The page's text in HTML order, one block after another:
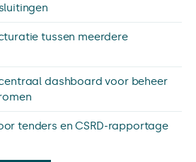
tussen meerdere
dashboard voor beheer
tenders en CSRD-rapportage